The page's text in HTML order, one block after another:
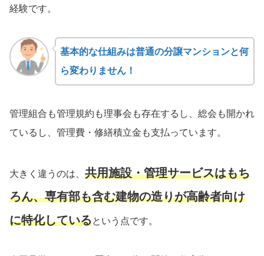
経験です。
基本的な仕組みは普通の分譲マンションと何
ら変わりません！
管理組合も管理規約も理事会も存在するし、総会も開かれ
ているし、管理費・修繕積立金も支払っています。
大きく違うのは、 共用施設・管理サービスはもち
ろん、専有部も含む建物の造りが高齢者向け
に特化しているという点です。